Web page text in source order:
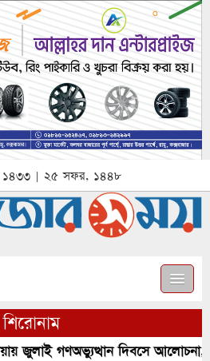
১৪৩৩ | ২৫ সফর, ১৪৪৮
শিরোনাম
জুলাই গণঅভ্যুত্থান দিবসে আলোচনা,